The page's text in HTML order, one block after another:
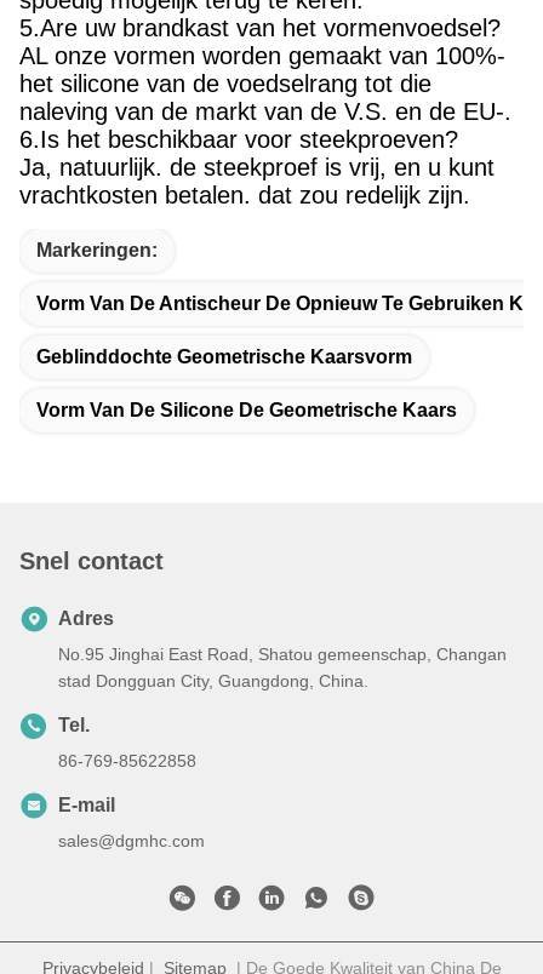
5.Are uw brandkast van het vormenvoedsel?
AL onze vormen worden gemaakt van 100%-
het silicone van de voedselrang tot die
naleving van de markt van de V.S. en de EU-.
6.Is het beschikbaar voor steekproeven?
Ja, natuurlijk. de steekproef is vrij, en u kunt
vrachtkosten betalen. dat zou redelijk zijn.
Markeringen:
Vorm Van De Antischeur De Opnieuw Te Gebruiken
Geblinddochte Geometrische Kaarsvorm
Vorm Van De Silicone De Geometrische Kaars
Snel contact
Adres
No.95 Jinghai East Road, Shatou gemeenschap, Changan
stad Dongguan City, Guangdong, China.
Tel.
86-769-85622858
E-mail
sales@dgmhc.com
Privacybeleid | Sitemap| De Goede Kwaliteit van China De